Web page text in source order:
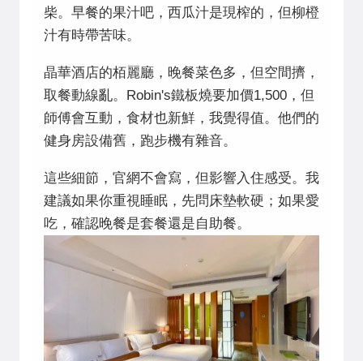
柴。早餐的果汁吧，西瓜汁是現榨的，但柳橙
汁有時帶苦味。
晶華酒店的栢麗廳，晚餐菜色多，但空間擠，
取餐動線亂。Robin's鐵板燒要加價1,500，但
師傅會互動，食材也新鮮，我覺得值。他們的
健身房設備舊，跑步機有雜音。
這些細節，官網不會寫，但影響入住感受。我
建議如果你重視睡眠，先問床墊軟硬；如果愛
吃，確認晚餐是套餐還是自助餐。